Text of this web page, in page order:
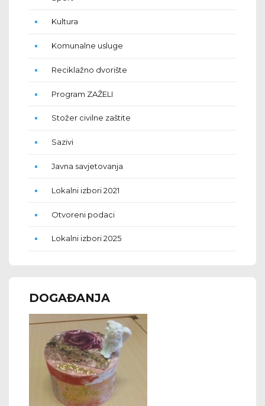
Kultura
Komunalne usluge
Reciklažno dvorište
Program ZAŽELI
Stožer civilne zaštite
Sazivi
Javna savjetovanja
Lokalni izbori 2021
Otvoreni podaci
Lokalni izbori 2025
DOGAĐANJA